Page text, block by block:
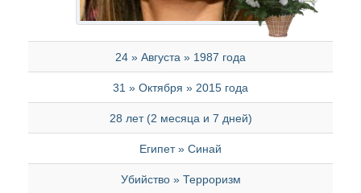
24 » Августа » 1987 года
31 » Октября » 2015 года
28 лет (2 месяца и 7 дней)
Египет » Синай
Убийство » Терроризм